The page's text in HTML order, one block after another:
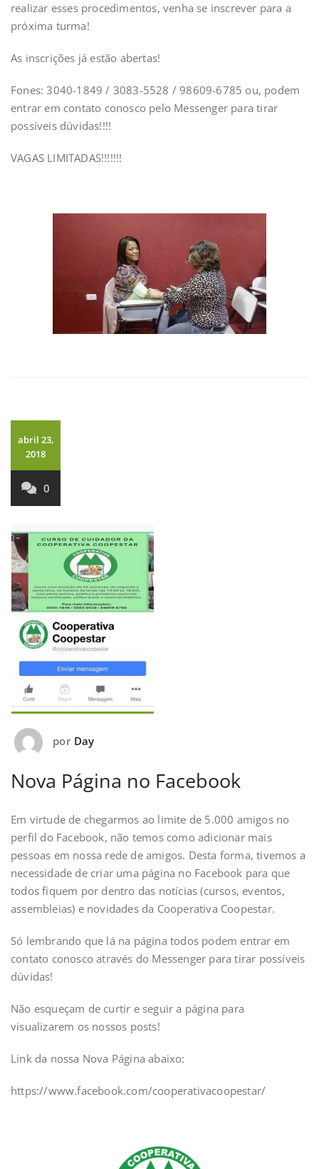
realizar esses procedimentos, venha se inscrever para a
próxima turma!
As inscrições já estão abertas!
Fones: 3040-1849 / 3083-5528 / 98609-6785 ou, podem
entrar em contato conosco pelo Messenger para tirar
possíveis dúvidas!!!!
VAGAS LIMITADAS!!!!!!!
abril 23,
2018
0
por Day
Nova Página no Facebook
Em virtude de chegarmos ao limite de 5.000 amigos no
perfil do Facebook, não temos como adicionar mais
pessoas em nossa rede de amigos. Desta forma, tivemos a
necessidade de criar uma página no Facebook para que
todos fiquem por dentro das notícias (cursos, eventos,
assembleias) e novidades da Cooperativa Coopestar.
Só lembrando que lá na página todos podem entrar em
contato conosco através do Messenger para tirar possíveis
dúvidas!
Não esqueçam de curtir e seguir a página para
visualizarem os nossos posts!
Link da nossa Nova Página abaixo:
https://www.facebook.com/cooperativacoopestar/